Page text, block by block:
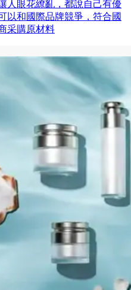
人眼花繚亂，都說自己有優
以和國際品牌競爭，符合國
采購原材料